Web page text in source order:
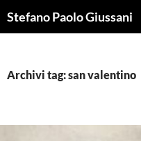
alStefano Paolo Giussani
Archivi tag: san valentino